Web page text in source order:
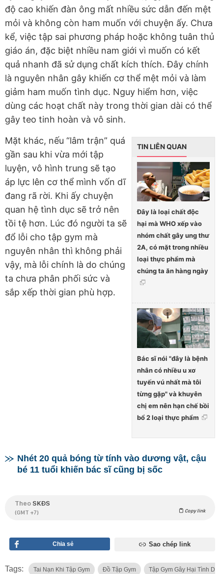
độ cao khiến đàn ông mất nhiều sức dẫn đến mệt
mỏi và không còn ham muốn với chuyện ấy. Chưa
kể, việc tập sai phương pháp hoặc không tuân thủ
giáo án, đặc biệt nhiều nam giới vì muốn có kết
quả nhanh đã sử dụng chất kích thích. Đây chính
là nguyên nhân gây khiến cơ thể mệt mỏi và làm
giảm ham muốn tình dục. Nguy hiểm hơn, việc
dùng các hoạt chất này trong thời gian dài có thể
gây teo tinh hoàn và vô sinh.
TIN LIÊN QUAN
Đây là loại chất độc
hại mà WHO xếp vào
nhóm chất gây ung thư
2A, có mặt trong nhiều
loại thực phẩm mà
chúng ta ăn hàng ngày
Bác sĩ nói "đây là bệnh
nhân có nhiều u xơ
tuyến vú nhất mà tôi
từng gặp" và khuyên
chị em nên hạn chế bồi
bổ 2 loại thực phẩm
Mặt khác, nếu “lâm trận” quá
gần sau khi vừa mới tập
luyện, vô hình trung sẽ tạo
áp lực lên cơ thể mình vốn dĩ
đang rã rời. Khi ấy chuyện
quan hệ tình dục sẽ trở nên
tồi tệ hơn. Lúc đó người ta sẽ
đổ lỗi cho tập gym mà
nguyên nhân thì không phải
vậy, mà lỗi chính là do chúng
ta chưa phân phối sức và
sắp xếp thời gian phù hợp.
Nhét 20 quả bóng từ tính vào dương vật, cậu
bé 11 tuổi khiến bác sĩ cũng bị sốc
Theo SKĐS
(GMT +7) Copy link
Chia sẻ Sao chép link
Tags: Tai Nạn Khi Tập Gym Đồ Tập Gym Tập Gym Gây Hại Tình